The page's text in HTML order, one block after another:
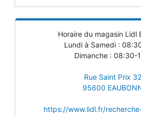
Horaire du magasin Lidl
Lundi à Samedi :
Dimanche : 08:30-
Rue Saint Prix
95600
https://www.lidl.fr/